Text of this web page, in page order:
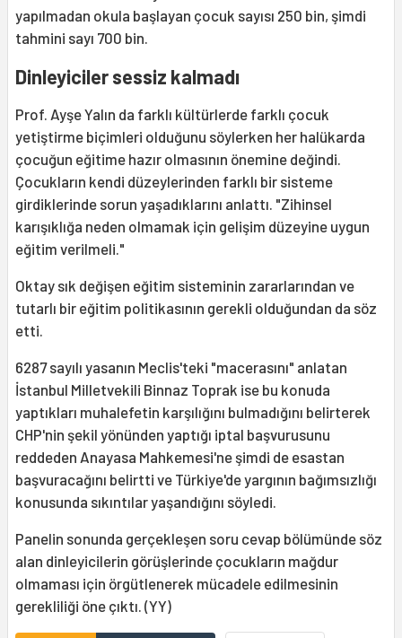
yapılmadan okula başlayan çocuk sayısı 250 bin, şimdi
tahmini sayı 700 bin.
Dinleyiciler sessiz kalmadı
Prof. Ayşe Yalın da farklı kültürlerde farklı çocuk
yetiştirme biçimleri olduğunu söylerken her halükarda
çocuğun eğitime hazır olmasının önemine değindi.
Çocukların kendi düzeylerinden farklı bir sisteme
girdiklerinde sorun yaşadıklarını anlattı. "Zihinsel
karışıklığa neden olmamak için gelişim düzeyine uygun
eğitim verilmeli."
Oktay sık değişen eğitim sisteminin zararlarından ve
tutarlı bir eğitim politikasının gerekli olduğundan da söz
etti.
6287 sayılı yasanın Meclis'teki "macerasını" anlatan
İstanbul Milletvekili Binnaz Toprak ise bu konuda
yaptıkları muhalefetin karşılığını bulmadığını belirterek
CHP'nin şekil yönünden yaptığı iptal başvurusunu
reddeden Anayasa Mahkemesi'ne şimdi de esastan
başvuracağını belirtti ve Türkiye'de yargının bağımsızlığı
konusunda sıkıntılar yaşandığını söyledi.
Panelin sonunda gerçekleşen soru cevap bölümünde söz
alan dinleyicilerin görüşlerinde çocukların mağdur
olmaması için örgütlenerek mücadele edilmesinin
gerekliliği öne çıktı. (YY)